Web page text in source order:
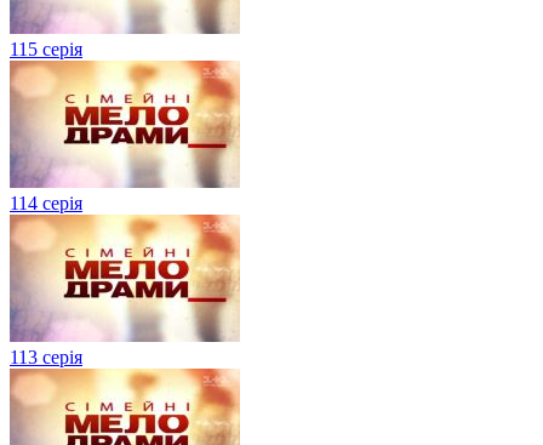
115 серія
114 серія
113 серія